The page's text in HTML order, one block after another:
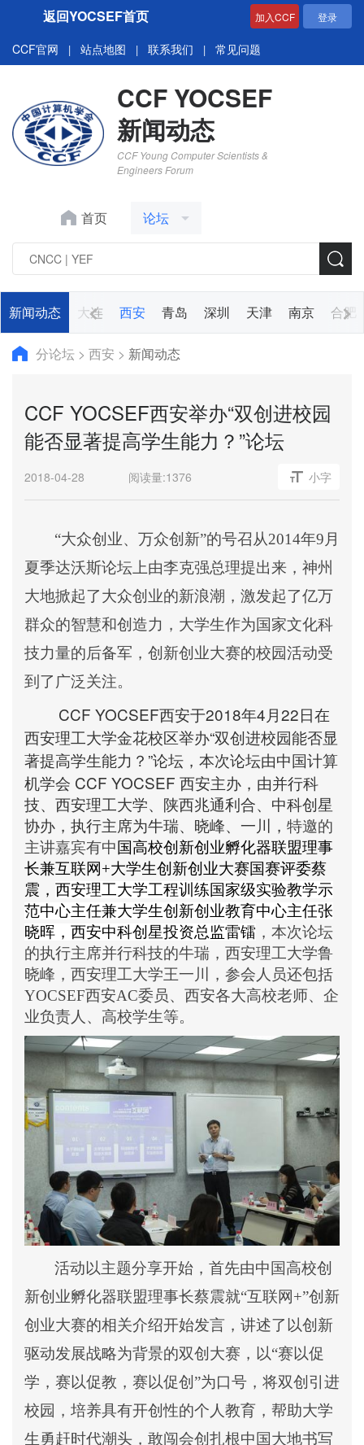
返回YOCSEF首页 加入CCF 登录
CCF官网 | 站点地图 | 联系我们 | 常见问题
CCF YOCSEF
新闻动态
CCF Young Computer Scientists &
Engineers Forum
首页 论坛
新闻动态
州 苏州 大连 西安 青岛 深圳 天津 南京 合肥
分论坛 > 西安 > 新闻动态
CCF YOCSEF西安举办“双创进校园
能否显著提高学生能力？”论坛
2018-04-28 阅读量:1376 小字
“大众创业、万众创新”的号召从2014年9月
夏季达沃斯论坛上由李克强总理提出来，神州
大地掀起了大众创业的新浪潮，激发起了亿万
群众的智慧和创造力，大学生作为国家文化科
技力量的后备军，创新创业大赛的校园活动受
到了广泛关注。
CCF YOCSEF西安于2018年4 月 22 日在
西安理工大学金花校区举办“双创进校园能否显
著提高学生能力？ ”论坛，本次论坛由中国计算
机学会 CCF YOCSEF 西安主办，由并行科
技、西安理工大学、陕西兆通利合、中科创星
协办，执行主席为牛瑞、晓峰、一川， 特邀的
主讲嘉宾有中 国高校创新创业孵化器联盟理事
长兼互联网+大学生创新创业大赛国赛评委蔡
震， 西安理工大学工程训练国家级实验教学示
范中心主任兼大学生创新创业教育中心主任张
晓晖，西安中科创星投资总监雷镭 ，本次论坛
的执行主席并行科技的牛瑞，西安理工大学鲁
晓峰，西安理工大学王一川，参会人员还包括
YOCSEF西安AC委员、西安各大高校老师、企
业负责人、高校学生等。
活动以主题分享开始，首先由中国高校创
新创业孵化器联盟理事长蔡震就“互联网+”创新
创业大赛的相关介绍开始发言，讲述了以创新
驱动发展战略为背景的双创大赛，以“赛以促
学，赛以促教，赛以促创”为口号，将双创引进
校园，培养具有开创性的个人教育，帮助大学
生勇赶时代潮头，敢闯会创扎根中国大地书写